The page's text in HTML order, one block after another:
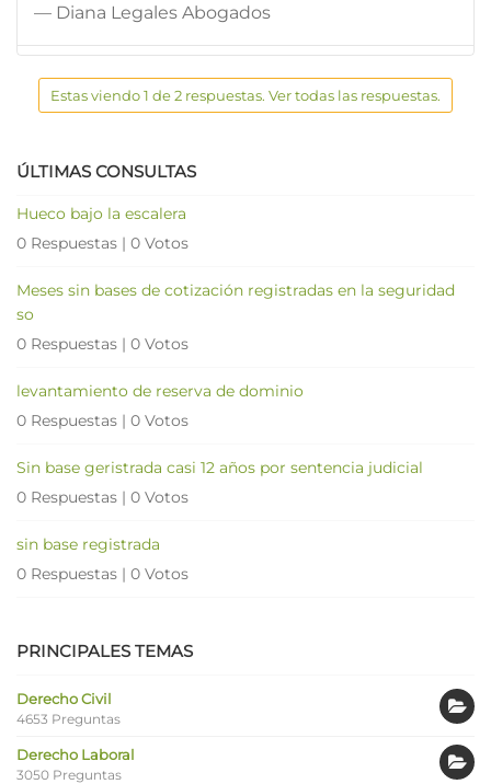
— Diana Legales Abogados
Estas viendo 1 de 2 respuestas. Ver todas las respuestas.
ÚLTIMAS CONSULTAS
Hueco bajo la escalera
0 Respuestas | 0 Votos
Meses sin bases de cotización registradas en la seguridad
so
0 Respuestas | 0 Votos
levantamiento de reserva de dominio
0 Respuestas | 0 Votos
Sin base geristrada casi 12 años por sentencia judicial
0 Respuestas | 0 Votos
sin base registrada
0 Respuestas | 0 Votos
PRINCIPALES TEMAS
Derecho Civil
4653 Preguntas
Derecho Laboral
3050 Preguntas